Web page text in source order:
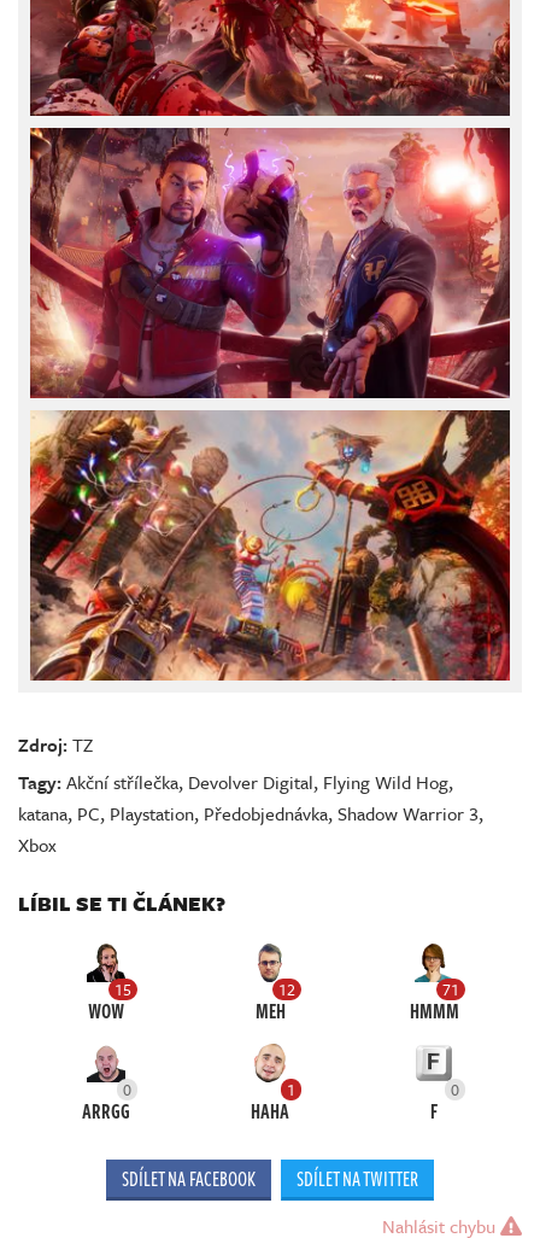
Zdroj:TZ
Tagy:Akční střílečka, Devolver Digital, Flying Wild Hog,
katana, PC, Playstation, Předobjednávka,Shadow Warrior 3,
Xbox
LÍBIL SE TI ČLÁNEK?
15
WOW
12
MEH
71
HMMM
0
ARRGG
1
HAHA
0
F
SDÍLET NA FACEBOOK SDÍLET NA TWITTER
Nahlásit chybu